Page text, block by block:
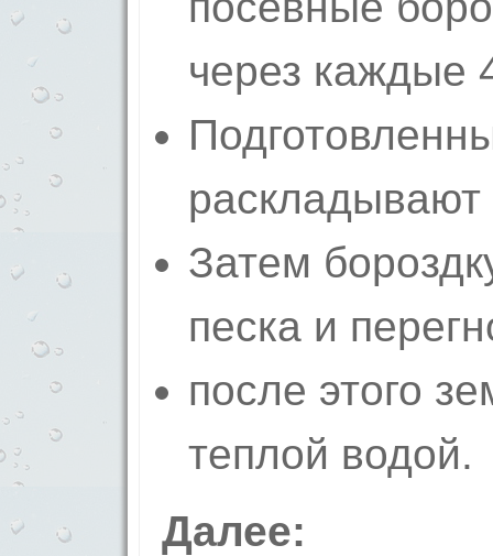
через каждые
Затем
песка и
после этого
теплой водой.
Далее: